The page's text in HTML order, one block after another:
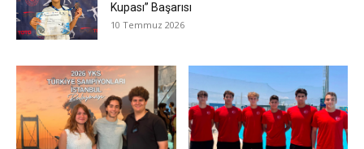
Kupası” Başarısı
10 Temmuz 2026